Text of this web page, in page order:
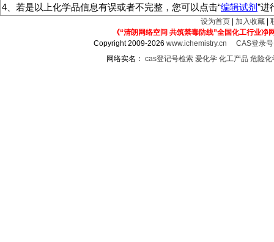
4、若是以上化学品信息有误或者不完整，您可以点击“编辑试剂”进
设为首页 加入收藏
《“清朗网络空间 共筑禁毒防线”全国化工行业净
Copyright 2009-2026www.ichemistry.cn
CAS登录
网络实名： cas登记号检索 爱化学 化工产品 危险化